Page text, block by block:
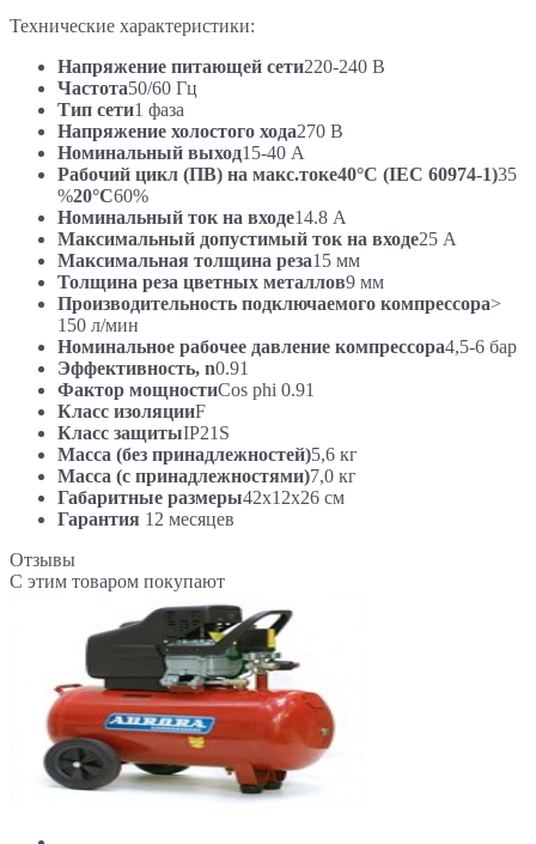
Технические характеристики:
Напряжение питающей сети220-240 В
Частота50/60 Гц
Тип сети1 фаза
Напряжение холостого хода270 В
Номинальный выход15-40 A
Рабочий цикл (ПВ) на макс.токе40°С (IEC 60974-1)35
%20°С60%
Номинальный ток на входе14.8 А
Максимальный допустимый ток на входе25 А
Максимальная толщина реза15 мм
Толщина реза цветных металлов9 мм
Производительность подключаемого компрессора>
150 л/мин
Номинальное рабочее давление компрессора4,5-6 бар
Эффективность, n0.91
Фактор мощностиCos phi 0.91
Класс изоляцииF
Класс защитыIP21S
Масса (без принадлежностей)5,6 кг
Масса (с принадлежностями)7,0 кг
Габаритные размеры42х12х26 см
Гарантия 12 месяцев
Отзывы
С этим товаром покупают